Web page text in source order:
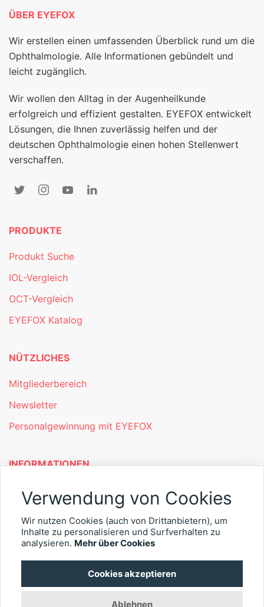
ÜBER EYEFOX
Wir erstellen einen umfassenden Überblick rund um die
Ophthalmologie. Alle Informationen gebündelt und
leicht zugänglich.
Wir wollen den Alltag in der Augenheilkunde
erfolgreich und effizient gestalten. EYEFOX entwickelt
Lösungen, die Ihnen zuverlässig helfen und der
deutschen Ophthalmologie einen hohen Stellenwert
verschaffen.
PRODUKTE
Produkt Suche
IOL-Vergleich
OCT-Vergleich
EYEFOX Katalog
NÜTZLICHES
Mitgliederbereich
Newsletter
Personalgewinnung mit EYEFOX
INFORMATIONEN
Was ist EYEFOX – Ihre Möglichkeiten
Kontakt
Verwendung von Cookies
Wir nutzen Cookies (auch von Drittanbietern), um
Inhalte zu personalisieren und Surfverhalten zu
analysieren. Mehr über Cookies
Cookies akzeptieren
Ablehnen